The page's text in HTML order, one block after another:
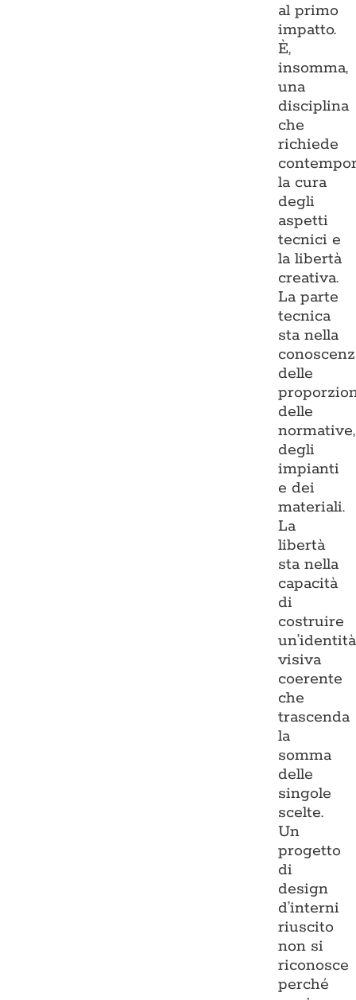
al primo
impatto.
È,
insomma,
una
disciplina
che
richiede
la cura
degli
aspetti
tecnici e
la libertà
creativa.
La parte
tecnica
sta nella
delle
delle
normative,
degli
impianti
e dei
materiali.
La
libertà
sta nella
capacità
di
costruire
un’identità
visiva
coerente
che
trascenda
la
somma
delle
singole
scelte.
Un
progetto
di
design
d’interni
riuscito
non si
riconosce
perché